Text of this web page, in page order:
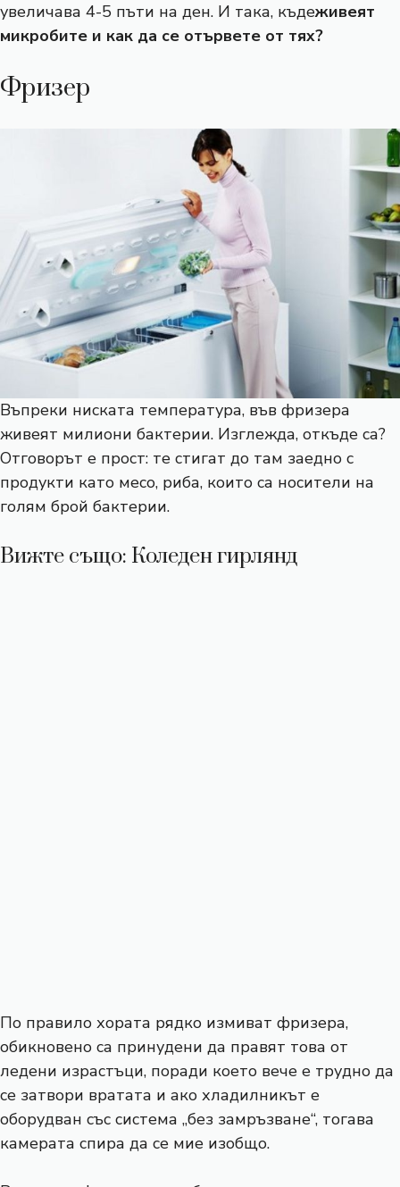
увеличава 4-5 пъти на ден. И така, къдеживеят
микробите и как да се отървете от тях?
Фризер
Въпреки ниската температура, във фризера
живеят милиони бактерии. Изглежда, откъде са?
Отговорът е прост: те стигат до там заедно с
продукти като месо, риба, които са носители на
голям брой бактерии.
Вижте също: Коледен гирлянд
По правило хората рядко измиват фризера,
обикновено са принудени да правят това от
ледени израстъци, поради което вече е трудно да
се затвори вратата и ако хладилникът е
оборудван със система „без замръзване“, тогава
камерата спира да се мие изобщо.